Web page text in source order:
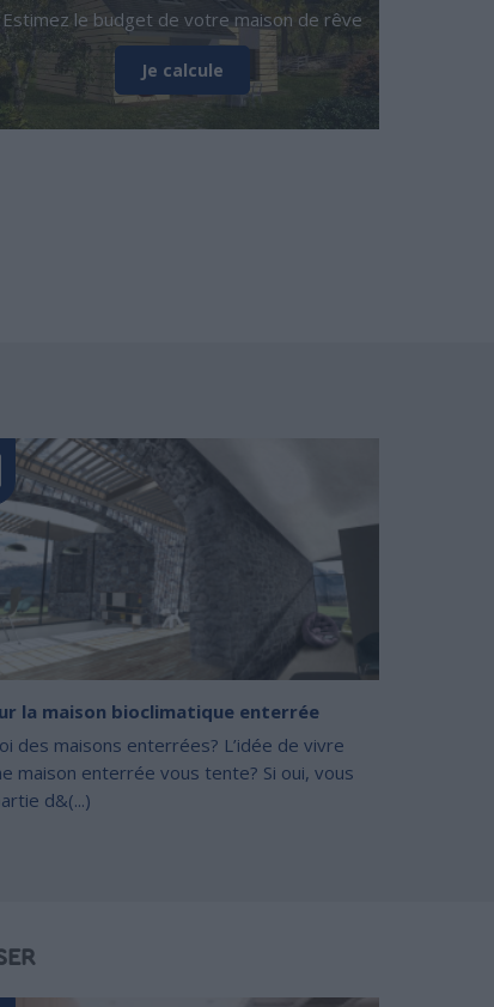
Estimez le budget de votre maison de rêve
Je calcule
la maison bioclimatique enterrée
des maisons enterrées? L’idée de vivre
maison enterrée vous tente? Si oui, vous
d&(...)